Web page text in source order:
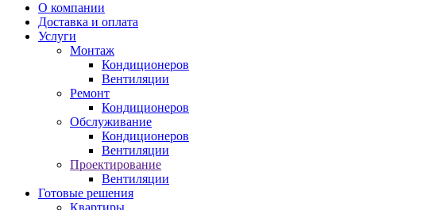
О компании
Доставка и оплата
Услуги
Монтаж
Кондиционеров
Вентиляции
Ремонт
Кондиционеров
Обслуживание
Кондиционеров
Вентиляции
Проектирование
Вентиляции
Готовые решения